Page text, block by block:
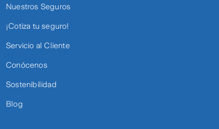
CESANTE
Nuestros Seguros
¡Cotiza tu seguro!
Servicio al Cliente
Conócenos
Sostenibilidad
Blog